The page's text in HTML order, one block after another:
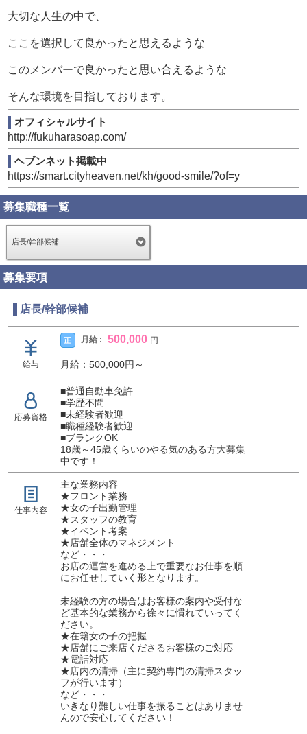
大切な人生の中で、
ここを選択して良かったと思えるような
このメンバーで良かったと思い合えるような
そんな環境を目指しております。
オフィシャルサイト
http://fukuharasoap.com/
ヘブンネット掲載中
https://smart.cityheaven.net/kh/good-smile/?of=y
募集職種一覧
店長/幹部候補
募集要項
店長/幹部候補
給与
正 月給 : 500,000 円
月給：500,000円～
応募資格
■普通自動車免許
■学歴不問
■未経験者歓迎
■職種経験者歓迎
■ブランクOK
18歳～45歳くらいのやる気のある方大募集
中です！
仕事内容
主な業務内容
★フロント業務
★女の子出勤管理
★スタッフの教育
★イベント考案
★店舗全体のマネジメント
など・・・
お店の運営を進める上で重要なお仕事を順
にお任せしていく形となります。
未経験の方の場合はお客様の案内や受付な
ど基本的な業務から徐々に慣れていってく
ださい。
★在籍女の子の把握
★店舗にご来店くださるお客様のご対応
★電話対応
★店内の清掃（主に契約専門の清掃スタッ
フが行います）
など・・・
いきなり難しい仕事を振ることはありませ
んので安心してください！